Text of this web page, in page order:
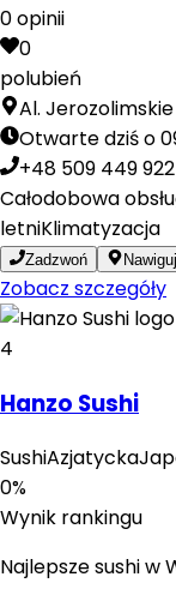
0opinii
0
polubień
Al.
Otwarte dziś o
+48 509 449 922
Całodobowa
letniKlimatyzacja
Zadzwoń Nawiguj
Zobacz szczegóły
4
Hanzo Sushi
SushiAzjatycka
0%
Wynik rankingu
Najlepsze sushi